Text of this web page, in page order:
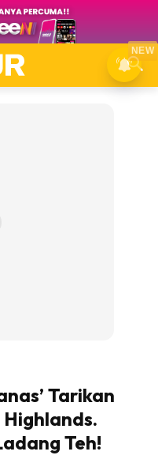
Tarikan
Teh!
NEW